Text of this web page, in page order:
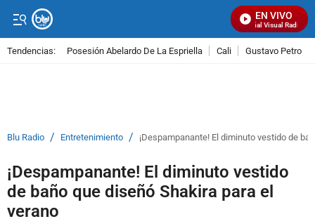
EN VIVO
Señal Visual Radio
Tendencias: Posesión Abelardo De La Espriella Cali Gustavo Petro
Blu Radio / Entretenimiento / ¡Despampanante! El diminuto vestido de
¡Despampanante! El diminuto vestido
de baño que diseñó Shakira para el
verano